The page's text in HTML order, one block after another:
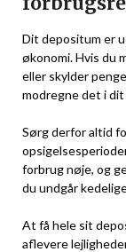
Dit depositum er
økonomi. Hvis du
eller skylder
modregne det i
Sørg derfor altid
forbrug nøje, og
du undgår
At få hele sit
aflevere